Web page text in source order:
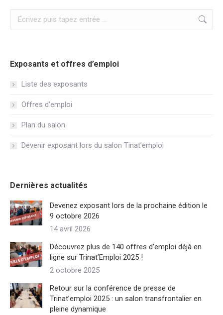
Exposants et offres d’emploi
Liste des exposants
Offres d’emploi
Plan du salon
Devenir exposant lors du salon Tinat’emploi
Dernières actualités
Devenez exposant lors de la prochaine édition le
9 octobre 2026
14 avril 2026
Découvrez plus de 140 offres d’emploi déjà en
ligne sur Trinat’Emploi 2025 !
2 octobre 2025
Retour sur la conférence de presse de
Trinat’emploi 2025 : un salon transfrontalier en
pleine dynamique